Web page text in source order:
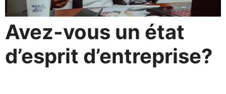
Avez-vous un état
d’esprit d’entreprise?